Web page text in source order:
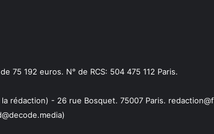
75 192 euros. N° de RCS: 504 475 112 Paris.
rédaction) - 26 rue Bosquet. 75007 Paris.